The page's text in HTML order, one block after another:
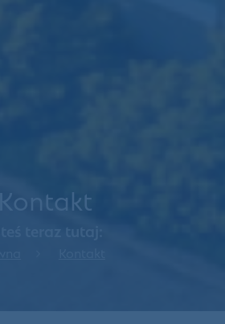
Kontakt